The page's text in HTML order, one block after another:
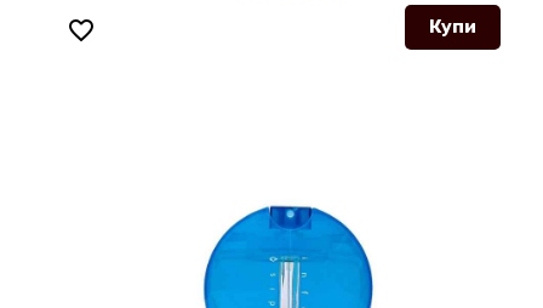
favorite_border Купи